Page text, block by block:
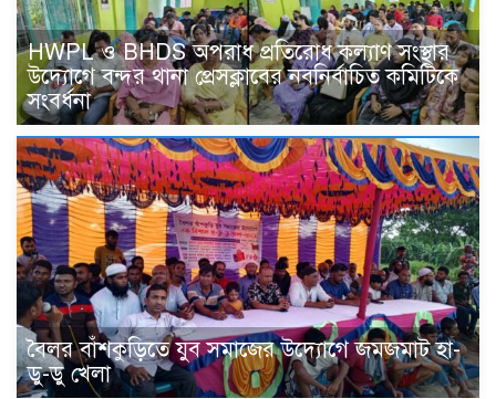
HWPL ও BHDS অপরাধ প্রতিরোধ কল্যাণ সংস্থার
উদ্যোগে বন্দর থানা প্রেসক্লাবের নবনির্বাচিত কমিটিকে
সংবর্ধনা
বৈলর বাঁশকুড়িতে যুব সমাজের উদ্যোগে জমজমাট হা-
ডু-ডু খেলা